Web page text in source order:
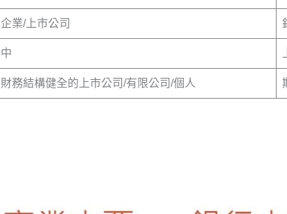
企業/上市公司
中
財務結構健全的上市公司/有限公司/個人